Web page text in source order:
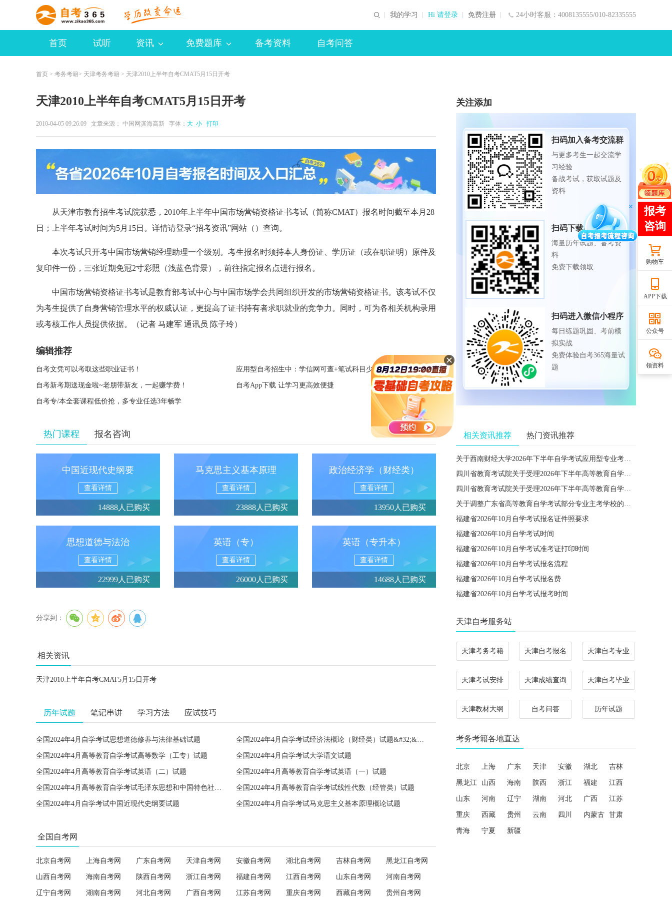
24小时客服：4008135555/010-82335555
我的学习 Hi 请登录 免费注册
首页 试听 资讯 免费题库 备考资料 自考问答
首页 > 考务考籍> 天津考务考籍 > 天津2010上半年自考CMAT5月15日开考
天津2010上半年自考CMAT5月15日开考
2010-04-05 09:26:09 文章来源： 中国网滨海高新 字体： 大 小 打印
从天津市教育招生考试院获悉，2010年上半年中国市场营销资格证书考试（简称CMAT）报名时间截至本月28
日；上半年考试时间为5月15日。详情请登录“招考资讯”网站（ ）查询。
本次考试只开考中国市场营销经理助理一个级别。考生报名时须持本人身份证、学历证（或在职证明）原件及
复印件一份，三张近期免冠2寸彩照（浅蓝色背景），前往指定报名点进行报名。
中国市场营销资格证书考试是教育部考试中心与中国市场学会共同组织开发的市场营销资格证书。该考试不仅
为考生提供了自身营销管理水平的权威认证，更提高了证书持有者求职就业的竞争力。同时，可为各相关机构录用
或考核工作人员提供依据。（记者 马建军 通讯员 陈子玲）
编辑推荐
自考文凭可以考取这些职业证书！ 应用型自考招生中：学信网可查+笔试科目少
自考新考期送现金啦~老朋带新友，一起赚学费！ 自考App下载 让学习更高效便捷
自考专/本全套课程低价抢，多专业任选3年畅学
热门课程 报名咨询
中国近现代史纲要
查看详情
14888人已购买
马克思主义基本原理
查看详情
23888人已购买
政治经济学（财经类）
查看详情
13950人已购买
思想道德与法治
查看详情
22999人已购买
英语（专）
查看详情
26000人已购买
英语（专升本）
查看详情
14688人已购买
分享到：
相关资讯
天津2010上半年自考CMAT5月15日开考
历年试题 笔记串讲 学习方法 应试技巧
全国2024年4月自学考试思想道德修养与法律基础试题 全国2024年4月自学考试经济法概论（财经类）试题&#32;&#32;
全国2024年4月高等教育自学考试高等数学（工专）试题 全国2024年4月自学考试大学语文试题
全国2024年4月高等教育自学考试英语（二）试题 全国2024年4月高等教育自学考试英语（一）试题
全国2024年4月高等教育自学考试毛泽东思想和中国特色社会主义理论体系概论试题 全国2024年4月高等教育自学考试线性代数（经管类）试题
全国2024年4月自学考试中国近现代史纲要试题 全国2024年4月自学考试马克思主义基本原理概论试题
全国自考网
北京自考网 上海自考网 广东自考网 天津自考网 安徽自考网 湖北自考网 吉林自考网 黑龙江自考网
山西自考网 海南自考网 陕西自考网 浙江自考网 福建自考网 江西自考网 山东自考网 河南自考网
辽宁自考网 湖南自考网 河北自考网 广西自考网 江苏自考网 重庆自考网 西藏自考网 贵州自考网
关注添加
扫码加入备考交流群
与更多考生一起交流学
习经验
备战考试，获取试题及
资料
扫码下载APP
海量历年试题、备考资
料
免费下载领取
扫码进入微信小程序
每日练题巩固、考前模
拟实战
免费体验自考365海量试
题
相关资讯推荐 热门资讯推荐
关于西南财经大学2026年下半年自学考试应用型专业考籍更改办理的通知
四川省教育考试院关于受理2026年下半年高等教育自学考试省际转考申请的通告
四川省教育考试院关于受理2026年下半年高等教育自学考试考籍更改申请的通告
关于调整广东省高等教育自学考试部分专业主考学校的通知
福建省2026年10月自学考试报名证件照要求
福建省2026年10月自学考试时间
福建省2026年10月自学考试准考证打印时间
福建省2026年10月自学考试报名流程
福建省2026年10月自学考试报名费
福建省2026年10月自学考试报考时间
天津自考服务站
天津考务考籍 天津自考报名 天津自考专业
天津考试安排 天津成绩查询 天津自考毕业
天津教材大纲 自考问答 历年试题
考务考籍各地直达
北京 上海 广东 天津 安徽 湖北 吉林
黑龙江 山西 海南 陕西 浙江 福建 江西
山东 河南 辽宁 湖南 河北 广西 江苏
重庆 西藏 贵州 云南 四川 内蒙古 甘肃
青海 宁夏 新疆
购物车
APP下载
公众号
领资料